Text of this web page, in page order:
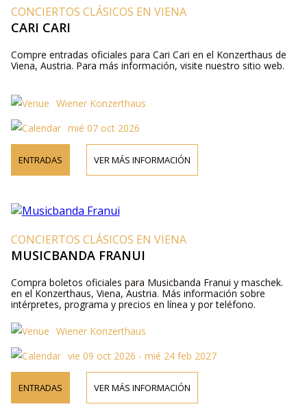
CONCIERTOS CLÁSICOS EN VIENA
CARI CARI
Compre entradas oficiales para Cari Cari en el Konzerthaus de
Viena, Austria. Para más información, visite nuestro sitio web.
Wiener Konzerthaus
mié 07 oct 2026
ENTRADAS VER MÁS INFORMACIÓN
CONCIERTOS CLÁSICOS EN VIENA
MUSICBANDA FRANUI
Compra boletos oficiales para Musicbanda Franui y maschek.
en el Konzerthaus, Viena, Austria. Más información sobre
intérpretes, programa y precios en línea y por teléfono.
Wiener Konzerthaus
vie 09 oct 2026 - mié 24 feb 2027
ENTRADAS VER MÁS INFORMACIÓN